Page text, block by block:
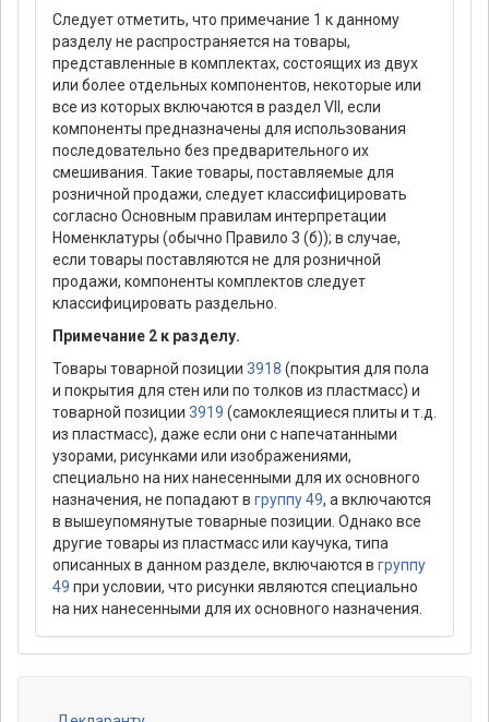
Следует отметить, что примечание 1 к данному
разделу не распространяется на товары,
представленные в комплектах, состоящих из двух
или более отдельных компонентов, некоторые или
все из которых включаются в раздел VII, если
компоненты предназначены для использования
последовательно без предварительного их
смешивания. Такие товары, поставляемые для
розничной продажи, следует классифицировать
согласно Основным правилам интерпретации
Номенклатуры (обычно Правило 3 (б)); в случае,
если товары поставляются не для розничной
продажи, компоненты комплектов следует
классифицировать раздельно.
Примечание 2 к разделу.
Товары товарной позиции 3918 (покрытия для пола
и покрытия для стен или по толков из пластмасс) и
товарной позиции 3919 (самоклеящиеся плиты и т.д.
из пластмасс), даже если они с напечатанными
узорами, рисунками или изображениями,
специально на них нанесенными для их основного
назначения, не попадают в группу 49, а включаются
в вышеупомянутые товарные позиции. Однако все
другие товары из пластмасс или каучука, типа
описанных в данном разделе, включаются в группу
49 при условии, что рисунки являются специально
на них нанесенными для их основного назначения.